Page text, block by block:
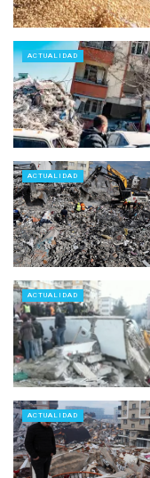
ACTUALIDAD
ACTUALIDAD
ACTUALIDAD
ACTUALIDAD